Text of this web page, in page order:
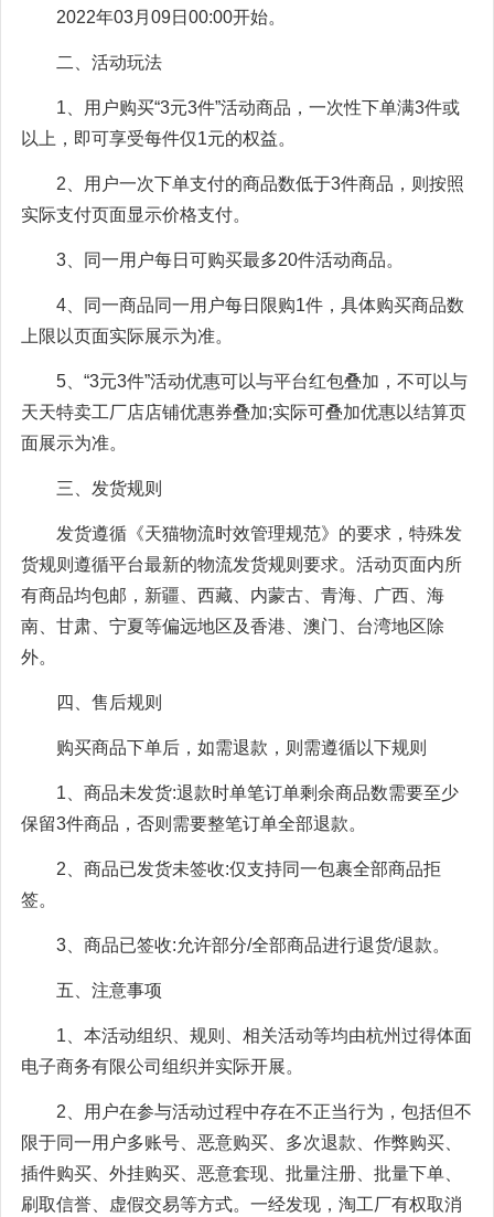
2022年03月09日00:00开始。
二、活动玩法
1、用户购买“3元3件”活动商品，一次性下单满3件或
以上，即可享受每件仅1元的权益。
2、用户一次下单支付的商品数低于3件商品，则按照
实际支付页面显示价格支付。
3、同一用户每日可购买最多20件活动商品。
4、同一商品同一用户每日限购1件，具体购买商品数
上限以页面实际展示为准。
5、“3元3件”活动优惠可以与平台红包叠加，不可以与
天天特卖工厂店店铺优惠券叠加;实际可叠加优惠以结算页
面展示为准。
三、发货规则
发货遵循《天猫物流时效管理规范》的要求，特殊发
货规则遵循平台最新的物流发货规则要求。活动页面内所
有商品均包邮，新疆、西藏、内蒙古、青海、广西、海
南、甘肃、宁夏等偏远地区及香港、澳门、台湾地区除
外。
四、售后规则
购买商品下单后，如需退款，则需遵循以下规则
1、商品未发货:退款时单笔订单剩余商品数需要至少
保留3件商品，否则需要整笔订单全部退款。
2、商品已发货未签收:仅支持同一包裹全部商品拒
签。
3、商品已签收:允许部分/全部商品进行退货/退款。
五、注意事项
1、本活动组织、规则、相关活动等均由杭州过得体面
电子商务有限公司组织并实际开展。
2、用户在参与活动过程中存在不正当行为，包括但不
限于同一用户多账号、恶意购买、多次退款、作弊购买、
插件购买、外挂购买、恶意套现、批量注册、批量下单、
刷取信誉、虚假交易等方式。一经发现，淘工厂有权取消